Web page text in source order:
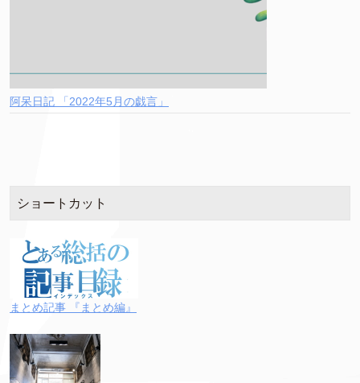
阿呆日記 「2022年5月の戯言」
ショートカット
まとめ記事 『まとめ編』